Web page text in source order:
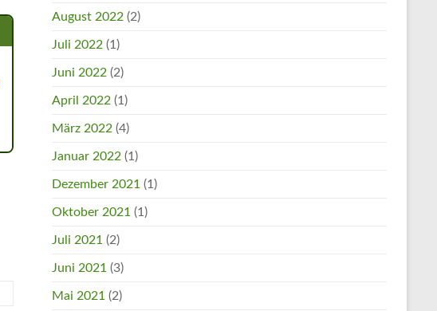
August 2022 (2)
Juli 2022 (1)
Juni 2022 (2)
April 2022 (1)
März 2022 (4)
Januar 2022 (1)
Dezember 2021 (1)
Oktober 2021 (1)
Juli 2021 (2)
Juni 2021 (3)
Mai 2021 (2)